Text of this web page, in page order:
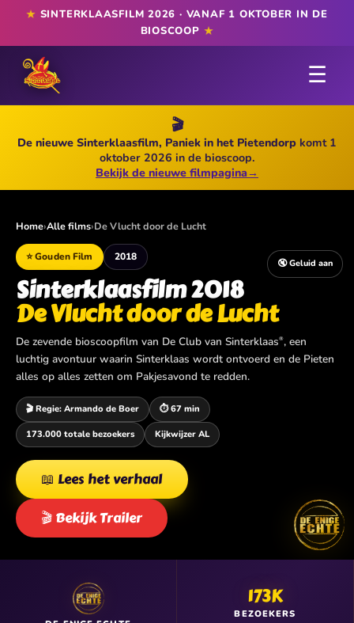
★ SINTERKLAASFILM 2026 · VANAF 1 OKTOBER IN DE
BIOSCOOP ★
☰
🎬
De nieuwe Sinterklaasfilm, Paniek in het Pietendorp komt 1
oktober 2026 in de bioscoop.
Bekijk de nieuwe filmpagina→
🔇 Geluid aan
Home›Alle films›De Vlucht door de Lucht
⭐ Gouden Film 2018
Sinterklaasfilm 2018
De Vlucht door de Lucht
De zevende bioscoopfilm van De Club van Sinterklaas®, een
luchtig avontuur waarin Sinterklaas wordt ontvoerd en de Pieten
alles op alles zetten om Pakjesavond te redden.
🎬 Regie: Armando de Boer ⏱️ 67 min
173.000 totale bezoekers Kijkwijzer AL
📖 Lees het verhaal
🎬 Bekijk Trailer
173K
BEZOEKERS